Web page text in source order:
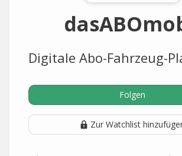
Digitale Abo-Fahrzeug-
Folgen
Zur Watchlist